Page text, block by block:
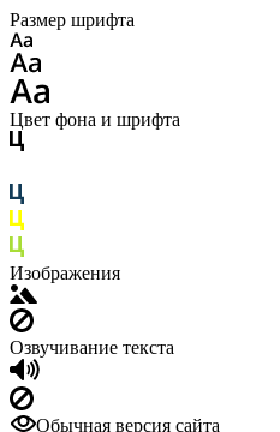
Размер шрифта
Цвет фона и шрифта
Изображения
Озвучивание текста
Обычная версия сайта